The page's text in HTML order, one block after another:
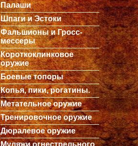
Палаши
Шпаги и Эстоки
Фальшионы и Гросс-
мессеры
Короткоклинковое
оружие
Боевые топоры
Копья, пики, рогатины.
Метательное оружие
Тренировочное оружие
Дюралевое оружие
Муляжи огнестрельного